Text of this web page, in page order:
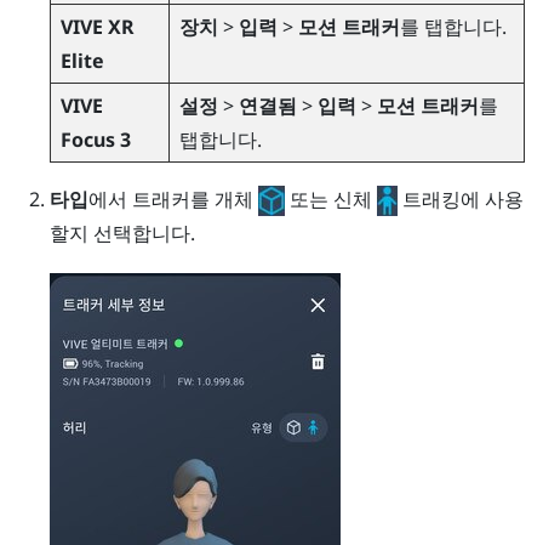
VIVE XR
Elite
장치 > 입력 > 모션 트래커를 탭합니다.
VIVE
Focus 3
설정 > 연결됨 > 입력 > 모션 트래커를
탭합니다.
타입에서 트래커를 개체 또는 신체
트래킹에 사용
할지 선택합니다.